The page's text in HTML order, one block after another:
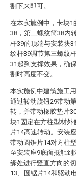
割下来即可。
在本实施例中，卡块
38，第二螺纹筒38内
杆39的顶端与安装块
纹杆39调节第三螺纹
31起到支撑效果，确
割时高度不变。
本实施例中建筑施工
通过转动旋钮29带动
转，并带动橡胶垫片
块1固定在方柱型材
片14高速转动。安装
带动圆锯片14对方柱
至安装座9底面抵触到
缘处进行竖直方向的
13、圆锯片14和驱动